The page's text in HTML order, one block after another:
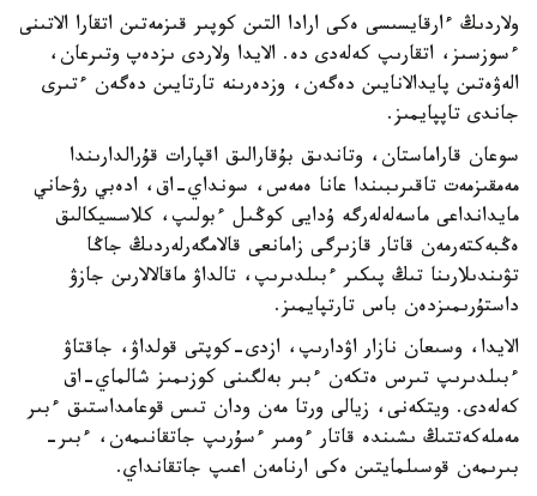
ولاردىڭ ءارقايسىسى ەكى ارادا التىن كوپىر قىزمەتىن اتقارا الاتىنى
ءسوزسىز، اتقارىپ كەلەدى دە. الايدا ولاردى ىزدەپ وتىرعان،
الەۋەتىن پايدالانايىن دەگەن، وزدەرىنە تارتايىن دەگەن ءتىرى
جاندى تاپپايمىز.
سوعان قاراماستان، وتاندىق بۇقارالىق اقپارات قۇرالدارىندا
مەمقىزمەت تاقىرىبىندا عانا ەمەس، سونداي-اق، ادەبي رۋحاني
مايدانداعى ماسەلەلەرگە ۇدايى كوڭىل ءبولىپ، كلاسسيكالىق
ەڭبەكتەرمەن قاتار قازىرگى زامانعى قالامگەرلەردىڭ جاڭا
تۋىندىلارىنا تىڭ پىكىر ءبىلدىرىپ، تالداۋ ماقالالارىن جازۋ
داستۇرىمىزدەن باس تارتپايمىز.
الايدا، وسىعان نازار اۋدارىپ، ازدى-كوپتى قولداۋ، جاقتاۋ
ءبىلدىرىپ تىرس ەتكەن ءبىر بەلگىنى كوزىمىز شالماي-اق
كەلەدى. ويتكەنى، زيالى ورتا مەن ودان تىس قوعامداستىق ءبىر
مەملەكەتتىڭ ىشىندە قاتار ءومىر ءسۇرىپ جاتقانىمەن، ءبىر-
بىرىمەن قوسىلمايتىن ەكى ارنامەن اعىپ جاتقانداي.